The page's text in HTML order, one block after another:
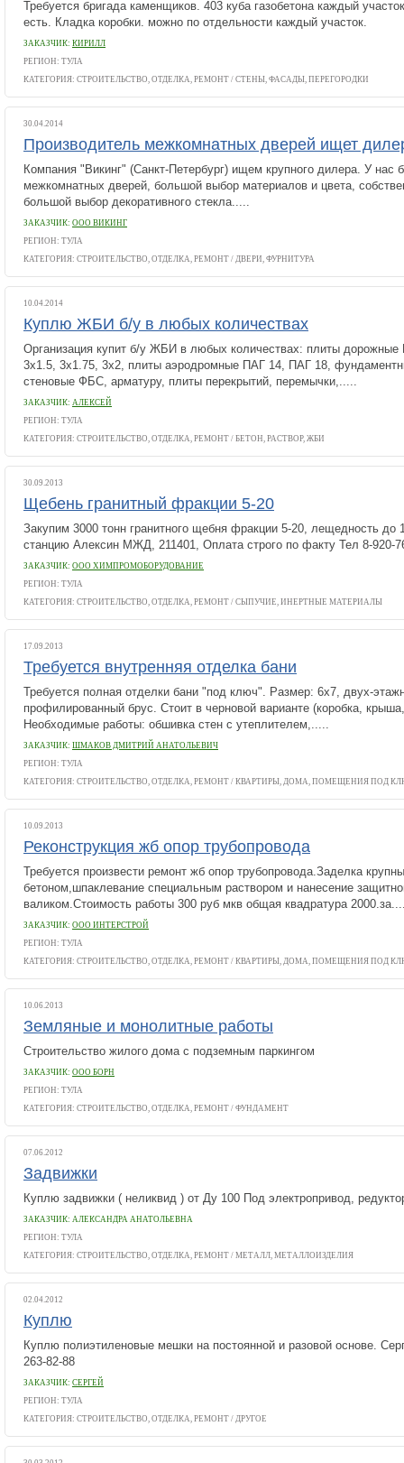
Требуется бригада каменщиков. 403 куба газобетона каждый
есть. Кладка коробки. можно по отдельности каждый участок.
ЗАКАЗЧИК: КИРИЛЛ
РЕГИОН: ТУЛА
КАТЕГОРИЯ: СТРОИТЕЛЬСТВО, ОТДЕЛКА, РЕМОНТ / СТЕНЫ, ФАСАДЫ, ПЕРЕГОРОДКИ
30.04.2014
Производитель межкомнатных дверей ищет
Компания "Викинг" (Санкт-Петербург) ищем крупного дилера. У нас
межкомнатных дверей, большой выбор материалов и цвета,
большой выбор декоративного стекла.....
ЗАКАЗЧИК: ООО ВИКИНГ
РЕГИОН: ТУЛА
КАТЕГОРИЯ: СТРОИТЕЛЬСТВО, ОТДЕЛКА, РЕМОНТ / ДВЕРИ, ФУРНИТУРА
10.04.2014
Куплю ЖБИ б/у в любых количествах
Организация купит б/у ЖБИ в любых количествах: плиты дорожные
3х1.5, 3х1.75, 3х2, плиты аэродромные ПАГ 14, ПАГ 18,
стеновые ФБС, арматуру, плиты перекрытий, перемычки,.....
ЗАКАЗЧИК: АЛЕКСЕЙ
РЕГИОН: ТУЛА
КАТЕГОРИЯ: СТРОИТЕЛЬСТВО, ОТДЕЛКА, РЕМОНТ / БЕТОН, РАСТВОР, ЖБИ
30.09.2013
Щебень гранитный фракции 5-20
Закупим 3000 тонн гранитного щебня фракции 5-20, лещедность до
станцию Алексин МЖД, 211401, Оплата строго по факту Тел 8-920-
ЗАКАЗЧИК: ООО ХИМПРОМОБОРУДОВАНИЕ
РЕГИОН: ТУЛА
КАТЕГОРИЯ: СТРОИТЕЛЬСТВО, ОТДЕЛКА, РЕМОНТ / СЫПУЧИЕ, ИНЕРТНЫЕ МАТЕРИАЛЫ
17.09.2013
Требуется внутренняя отделка бани
Требуется полная отделки бани "под ключ". Размер: 6х7, двух-
профилированный брус. Стоит в черновой варианте (коробка,
Необходимые работы: обшивка стен с утеплителем,.....
ЗАКАЗЧИК: ШМАКОВ ДМИТРИЙ АНАТОЛЬЕВИЧ
РЕГИОН: ТУЛА
КАТЕГОРИЯ: СТРОИТЕЛЬСТВО, ОТДЕЛКА, РЕМОНТ / КВАРТИРЫ, ДОМА, ПОМЕЩЕНИЯ ПОД
10.09.2013
Реконструкция жб опор трубопровода
Требуется произвести ремонт жб опор трубопровода.Заделка
бетоном,шпаклевание специальным раствором и нанесение
валиком.Стоимость работы 300 руб мкв общая квадратура
ЗАКАЗЧИК: ООО ИНТЕРСТРОЙ
РЕГИОН: ТУЛА
КАТЕГОРИЯ: СТРОИТЕЛЬСТВО, ОТДЕЛКА, РЕМОНТ / КВАРТИРЫ, ДОМА, ПОМЕЩЕНИЯ ПОД
10.06.2013
Земляные и монолитные работы
Строительство жилого дома с подземным паркингом
ЗАКАЗЧИК: ООО БОРН
РЕГИОН: ТУЛА
КАТЕГОРИЯ: СТРОИТЕЛЬСТВО, ОТДЕЛКА, РЕМОНТ / ФУНДАМЕНТ
07.06.2012
Задвижки
Куплю задвижки ( неликвид ) от Ду 100 Под электропривод,
ЗАКАЗЧИК: АЛЕКСАНДРА АНАТОЛЬЕВНА
РЕГИОН: ТУЛА
КАТЕГОРИЯ: СТРОИТЕЛЬСТВО, ОТДЕЛКА, РЕМОНТ / МЕТАЛЛ, МЕТАЛЛОИЗДЕЛИЯ
02.04.2012
Куплю
Куплю полиэтиленовые мешки на постоянной и разовой основе.
263-82-88
ЗАКАЗЧИК: СЕРГЕЙ
РЕГИОН: ТУЛА
КАТЕГОРИЯ: СТРОИТЕЛЬСТВО, ОТДЕЛКА, РЕМОНТ / ДРУГОЕ